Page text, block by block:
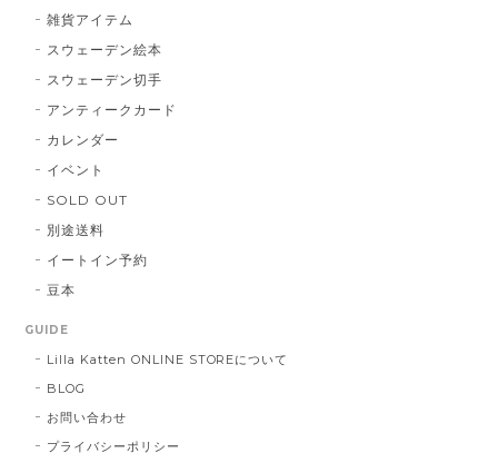
雑貨アイテム
スウェーデン絵本
スウェーデン切手
アンティークカード
カレンダー
イベント
SOLD OUT
別途送料
イートイン予約
豆本
GUIDE
Lilla Katten ONLINE STOREについて
BLOG
お問い合わせ
プライバシーポリシー